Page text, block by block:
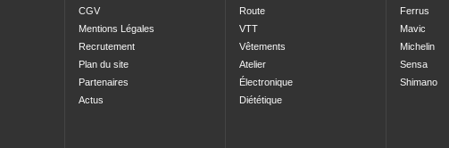
CGV
Mentions Légales
Recrutement
Plan du site
Partenaires
Actus
Route
VTT
Vêtements
Atelier
Électronique
Diététique
Ferrus
Mavic
Michelin
Sensa
Shimano